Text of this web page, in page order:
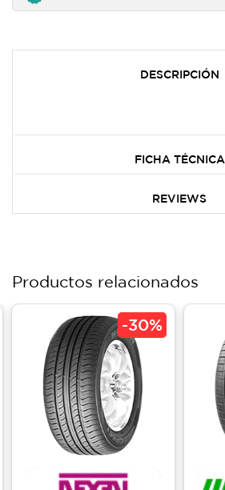
DESCRIPCIÓN
FICHA TÉCNICA
REVIEWS
Productos relacionados
-30%